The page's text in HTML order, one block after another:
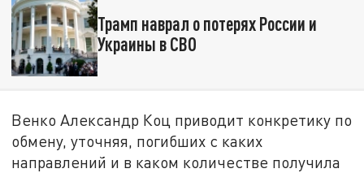
Трамп наврал о потерях России и
Украины в СВО
Венко Александр Коц приводит конкретику по
обмену, уточняя, погибших с каких
направлений и в каком количестве получила